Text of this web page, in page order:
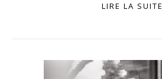
LIRE LA SUITE